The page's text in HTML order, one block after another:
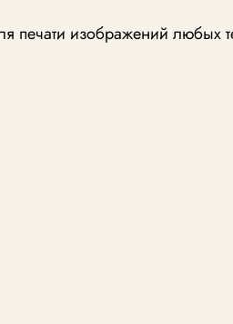
печати изображений любых